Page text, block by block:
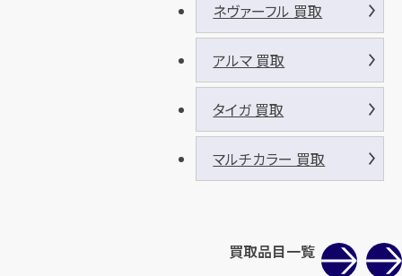
ネヴァーフル 買取
アルマ 買取
タイガ 買取
マルチカラー 買取
買取品目一覧